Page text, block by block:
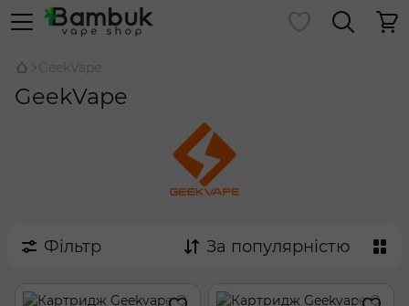
GeekVape
GeekVape
Фільтр За популярністю